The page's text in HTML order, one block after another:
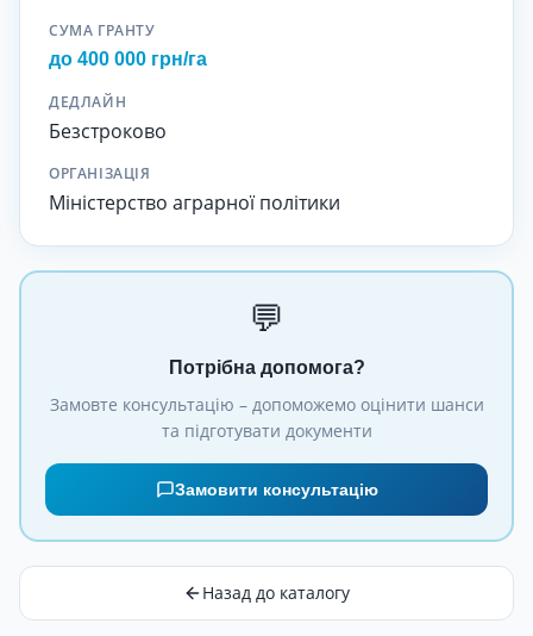
СУМА ГРАНТУ
до 400 000 грн/га
ДЕДЛАЙН
Безстроково
ОРГАНІЗАЦІЯ
Міністерство аграрної політики
💬
Потрібна допомога?
Замовте консультацію – допоможемо оцінити шанси
та підготувати документи
Замовити консультацію
Назад до каталогу